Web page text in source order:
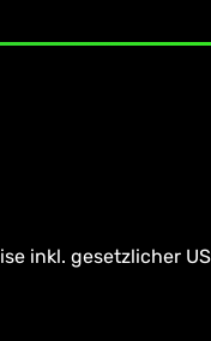
inkl. gesetzlicher